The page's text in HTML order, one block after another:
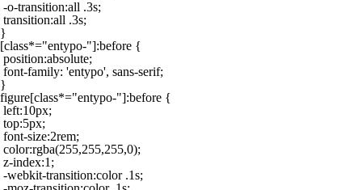
-o-transition:all .3s;
transition:all .3s;
}
[class*="entypo-"]:before {
position:absolute;
font-family: 'entypo', sans-serif;
}
figure[class*="entypo-"]:before {
left:10px;
top:5px;
font-size:2rem;
color:rgba(255,255,255,0);
z-index:1;
-webkit-transition:color .1s;